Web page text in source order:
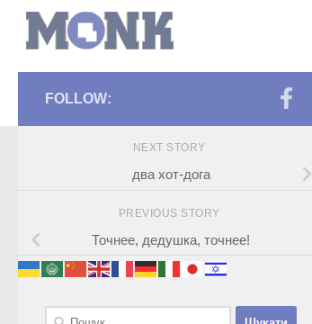
FOLLOW:
NEXT STORY
два хот-дога
PREVIOUS STORY
Точнее, дедушка, точнее!
Пошук: